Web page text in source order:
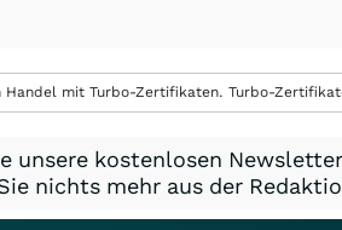
mit Turbo-Zertifikaten. Turbo-
unsere kostenlosen
nichts mehr aus der